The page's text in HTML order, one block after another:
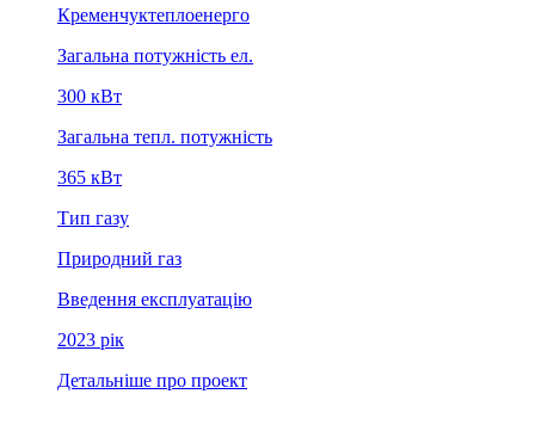
Кременчуктеплоенерго
Загальна потужність ел.
300 кВт
Загальна тепл. потужність
365 кВт
Тип газу
Природний газ
Введення експлуатацію
2023 рiк
Детальніше про проект